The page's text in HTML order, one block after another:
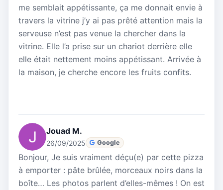
me semblait appétissante, ça me donnait envie à
travers la vitrine j’y ai pas prêté attention mais la
serveuse n’est pas venue la chercher dans la
vitrine. Elle l’a prise sur un chariot derrière elle
elle était nettement moins appétissant. Arrivée à
la maison, je cherche encore les fruits confits.
Jouad M.
26/09/2025 Google
Bonjour, Je suis vraiment déçu(e) par cette pizza
à emporter : pâte brûlée, morceaux noirs dans la
boîte… Les photos parlent d’elles-mêmes ! On est